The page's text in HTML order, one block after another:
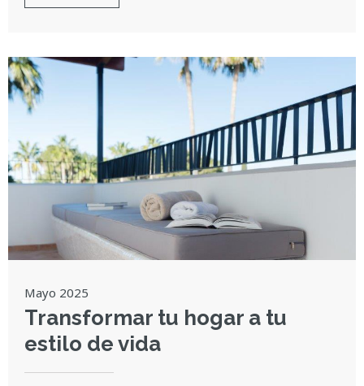
Mayo 2025
Transformar tu hogar a tu
estilo de vida